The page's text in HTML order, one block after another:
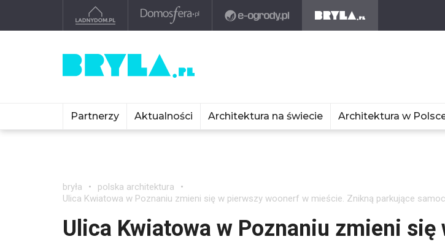
Partnerzy Aktualności Architektura na świecie Architektura w
bryła
polska architektura
Ulica Kwiatowa w Poznaniu zmieni się w pierwszy woonerf w mieście. Znikną parkujące
Ulica Kwiatowa w Poznaniu zmieni się